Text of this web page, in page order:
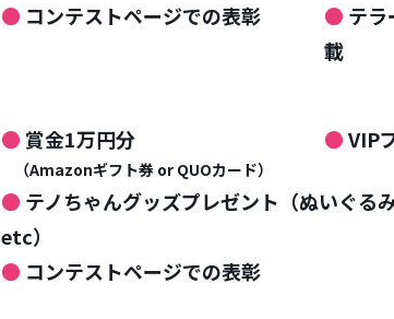
● コンテストページでの表彰 ● テラ
載
● 賞金1万円分
    （Amazonギフト券 or QUOカード）
● VIP
● テノちゃんグッズプレゼント（ぬいぐる
etc）
● コンテストページでの表彰